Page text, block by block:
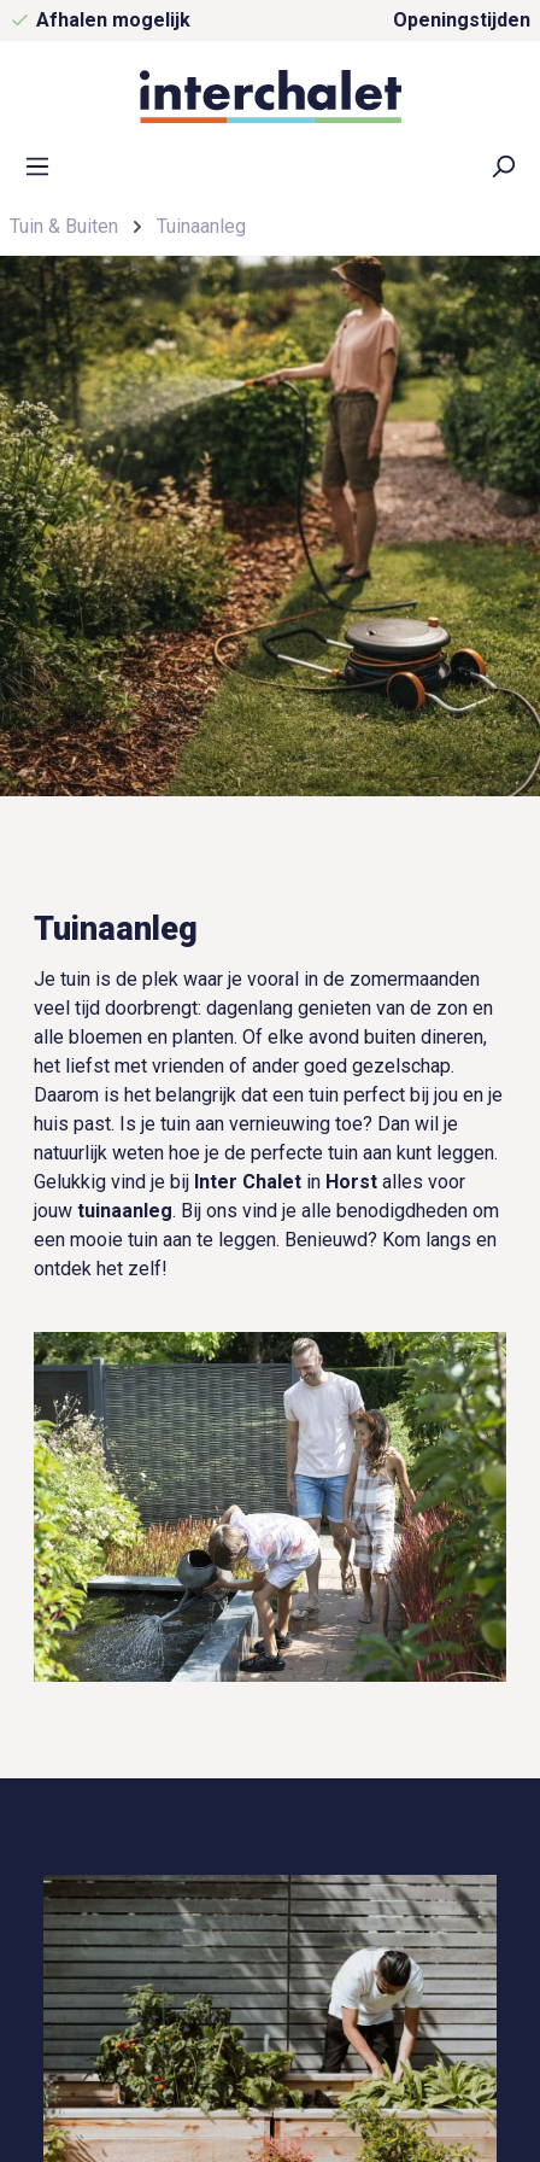
Gratis parkeren Openingstijden
Tuin & Buiten Tuinaanleg
Tuinaanleg
Je tuin is de plek waar je vooral in de zomermaanden
veel tijd doorbrengt: dagenlang genieten van de zon en
alle bloemen en planten. Of elke avond buiten dineren,
het liefst met vrienden of ander goed gezelschap.
Daarom is het belangrijk dat een tuin perfect bij jou en je
huis past. Is je tuin aan vernieuwing toe? Dan wil je
natuurlijk weten hoe je de perfecte tuin aan kunt leggen.
Gelukkig vind je bij Inter Chalet in Horst alles voor
jouw tuinaanleg. Bij ons vind je alle benodigdheden om
een mooie tuin aan te leggen. Benieuwd? Kom langs en
ontdek het zelf!